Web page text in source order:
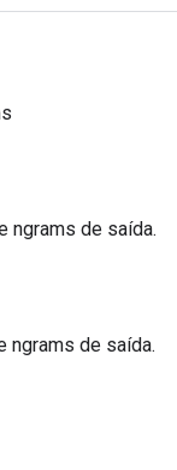
ngrams de saída.
ngrams de saída.